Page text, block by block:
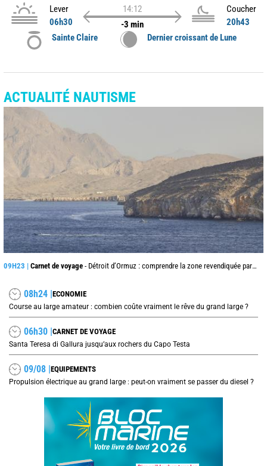
Lever
06h30
14:12
-3 min
Coucher
20h43
Sainte Claire
Dernier croissant de Lune
ACTUALITÉ NAUTISME
09H23 | Carnet de voyage - Détroit d’Ormuz : comprendre la zone revendiquée par l’Iran dans ce passage stratégique
08h24 |ECONOMIE
Course au large amateur : combien coûte vraiment le rêve du grand large ?
06h30 |CARNET DE VOYAGE
Santa Teresa di Gallura jusqu’aux rochers du Capo Testa
09/08 |EQUIPEMENTS
Propulsion électrique au grand large : peut-on vraiment se passer du diesel ?